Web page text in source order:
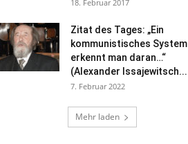
18. Februar 2017
Zitat des Tages: „Ein
kommunistisches System
erkennt man daran…“
(Alexander Issajewitsch...
7. Februar 2022
Mehr laden